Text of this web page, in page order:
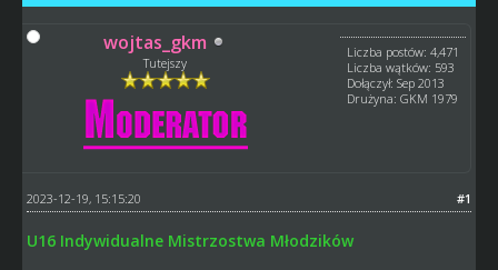
wojtas_gkm
Tutejszy
Liczba postów: 4,471
Liczba wątków: 593
Dołączył: Sep 2013
Drużyna: GKM 1979
#1
2023-12-19, 15:15:20
U16 Indywidualne Mistrzostwa Młodzików